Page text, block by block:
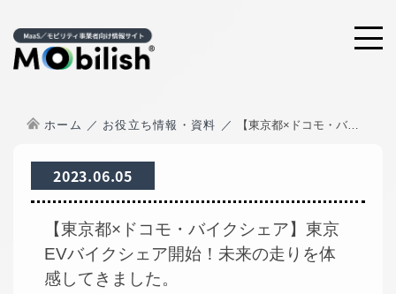
ホーム お役立ち情報・資料 【東京都×ドコモ・バイクシェア】東京EVバイクシェア開始！未来の走りを体感してきました。
2023.06.05
【東京都×ドコモ・バイクシェア】東京
EVバイクシェア開始！未来の走りを体
感してきました。